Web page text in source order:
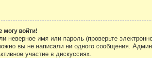
могу войти!
неверное имя или пароль (проверьте
вы не написали ни одного сообщения.
участие в дискуссиях.